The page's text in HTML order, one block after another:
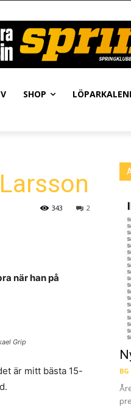
SHOP
2
343
när han på
Grip
är mitt bästa 15-